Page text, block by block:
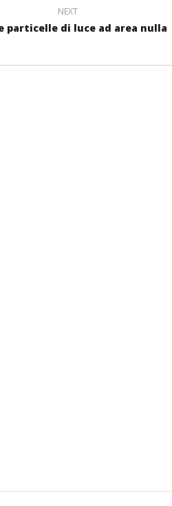
NEXT
particelle di luce ad area nulla